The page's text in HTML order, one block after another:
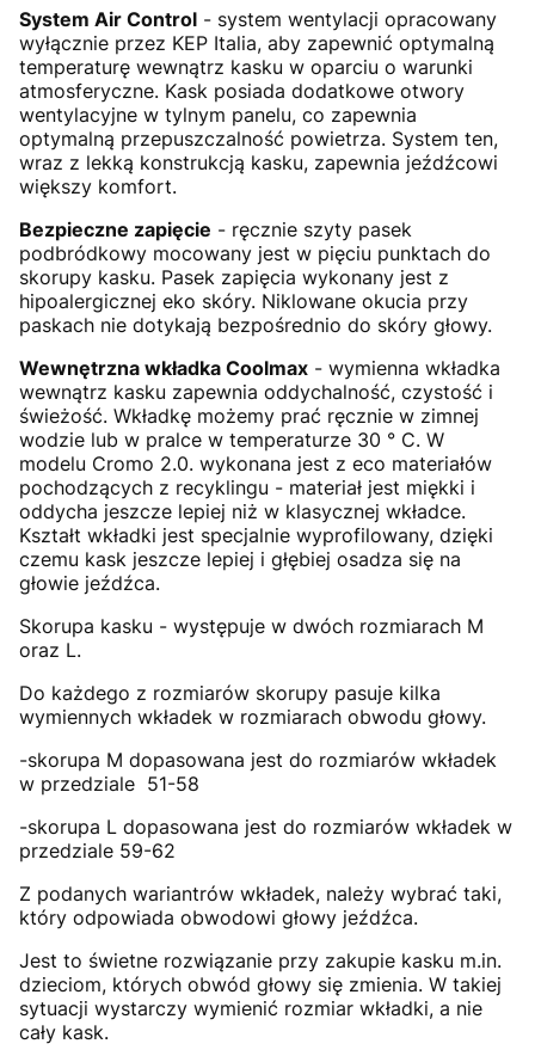
System Air Control - system wentylacji opracowany
wyłącznie przez KEP Italia, aby zapewnić optymalną
temperaturę wewnątrz kasku w oparciu o warunki
atmosferyczne. Kask posiada dodatkowe otwory
wentylacyjne w tylnym panelu, co zapewnia
optymalną przepuszczalność powietrza. System ten,
wraz z lekką konstrukcją kasku, zapewnia jeźdźcowi
większy komfort.
Bezpieczne zapięcie - ręcznie szyty pasek
podbródkowy mocowany jest w pięciu punktach do
skorupy kasku. Pasek zapięcia wykonany jest z
hipoalergicznej eko skóry. Niklowane okucia przy
paskach nie dotykają bezpośrednio do skóry głowy.
Wewnętrzna wkładka Coolmax - wymienna wkładka
wewnątrz kasku zapewnia oddychalność, czystość i
świeżość. Wkładkę możemy prać ręcznie w zimnej
wodzie lub w pralce w temperaturze 30 ° C. W
modelu Cromo 2.0. wykonana jest z eco materiałów
pochodzących z recyklingu - materiał jest miękki i
oddycha jeszcze lepiej niż w klasycznej wkładce.
Kształt wkładki jest specjalnie wyprofilowany, dzięki
czemu kask jeszcze lepiej i głębiej osadza się na
głowie jeźdźca.
Skorupa kasku - występuje w dwóch rozmiarach M
oraz L.
Do każdego z rozmiarów skorupy pasuje kilka
wymiennych wkładek w rozmiarach obwodu głowy.
-skorupa M dopasowana jest do rozmiarów wkładek
w przedziale 51-58
-skorupa L dopasowana jest do rozmiarów wkładek w
przedziale 59-62
Z podanych wariantrów wkładek, należy wybrać taki,
który odpowiada obwodowi głowy jeźdźca.
Jest to świetne rozwiązanie przy zakupie kasku m.in.
dzieciom, których obwód głowy się zmienia. W takiej
sytuacji wystarczy wymienić rozmiar wkładki, a nie
cały kask.